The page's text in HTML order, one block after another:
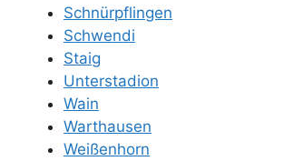
Schnürpflingen
Schwendi
Staig
Unterstadion
Wain
Warthausen
Weißenhorn